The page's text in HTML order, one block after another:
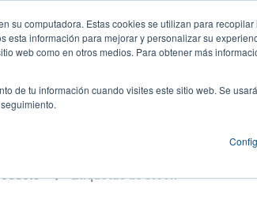
su computadora. Estas cookies se utilizan para
esta información para mejorar y personalizar su
web como en otros medios. Para obtener más
de tu información cuando visites este sitio web. Se
User
Noticias y Eventos
Etiquetas de stock